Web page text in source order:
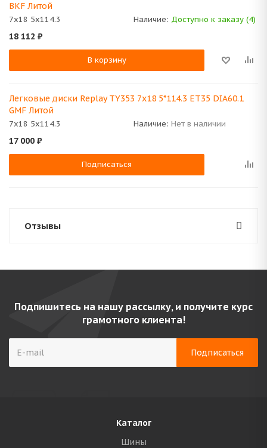
BKF Литой
7x18 5x114.3 Наличие: Доступно к заказу (4)
18 112 ₽
В корзину
Легковые диски Replay TY353 7x18 5*114.3 ET35 DIA60.1
GMF Литой
7x18 5x114.3 Наличие: Нет в наличии
17 000 ₽
Подписаться
Отзывы
Подпишитесь на нашу рассылку, и получите курс
грамотного клиента!
Каталог
Шины